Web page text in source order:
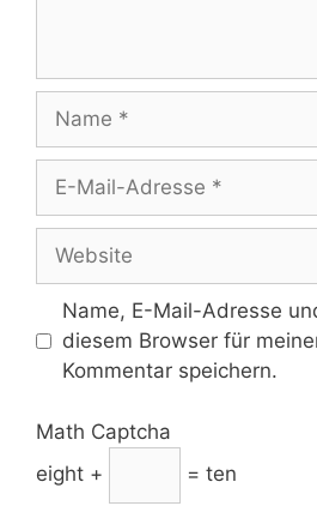
Name
Adresse
Website
Name, E-Mail-Adresse
diesem Browser für
Kommentar speichern.
Math Captcha
eight +
= ten